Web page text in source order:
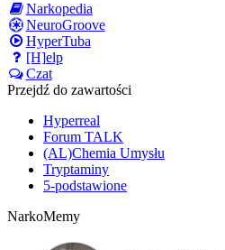
Narkopedia
NeuroGroove
HyperTuba
[H]elp
Czat
Przejdź do zawartości
Hyperreal
Forum TALK
(AL)Chemia Umysłu
Tryptaminy
5-podstawione
NarkoMemy